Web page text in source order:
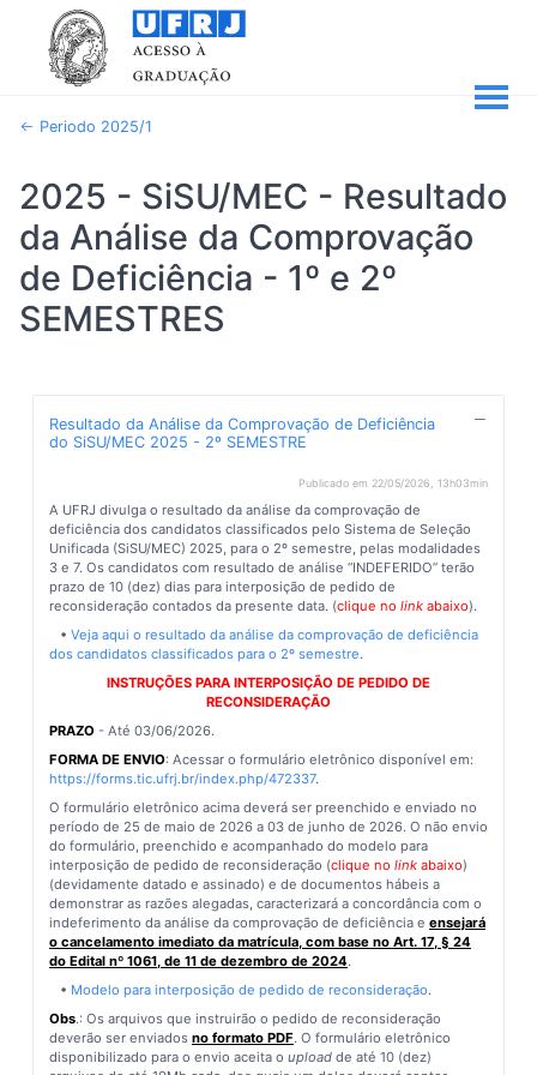
Periodo 2025/1
2025 - SiSU/MEC - Resultado
da Análise da Comprovação
de Deficiência - 1º e 2º
SEMESTRES
Resultado da Análise da Comprovação de Deficiência
do SiSU/MEC 2025 - 2º SEMESTRE
Publicado em 22/05/2026, 13h03min
A UFRJ divulga o resultado da análise da comprovação de
deficiência dos candidatos classificados pelo Sistema de Seleção
Unificada (SiSU/MEC) 2025, para o 2º semestre, pelas modalidades
3 e 7. Os candidatos com resultado de análise “INDEFERIDO” terão
prazo de 10 (dez) dias para interposição de pedido de
reconsideração contados da presente data. (clique no link abaixo).
• Veja aqui o resultado da análise da comprovação de deficiência
dos candidatos classificados para o 2º semestre.
INSTRUÇÕES PARA INTERPOSIÇÃO DE PEDIDO DE
RECONSIDERAÇÃO
PRAZO - Até 03/06/2026.
FORMA DE ENVIO: Acessar o formulário eletrônico disponível em:
https://forms.tic.ufrj.br/index.php/472337.
O formulário eletrônico acima deverá ser preenchido e enviado no
período de 25 de maio de 2026 a 03 de junho de 2026. O não envio
do formulário, preenchido e acompanhado do modelo para
interposição de pedido de reconsideração (clique no link abaixo)
(devidamente datado e assinado) e de documentos hábeis a
demonstrar as razões alegadas, caracterizará a concordância com o
indeferimento da análise da comprovação de deficiência e ensejará
o cancelamento imediato da matrícula, com base no Art. 17, § 24
do Edital nº 1061, de 11 de dezembro de 2024.
• Modelo para interposição de pedido de reconsideração.
Obs.: Os arquivos que instruirão o pedido de reconsideração
deverão ser enviados no formato PDF. O formulário eletrônico
disponibilizado para o envio aceita o upload de até 10 (dez)